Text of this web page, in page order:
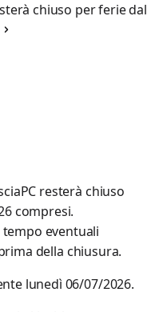
chiuso per ferie dal
resterà chiuso
compresi.
eventuali
della chiusura.
lunedì 06/07/2026.